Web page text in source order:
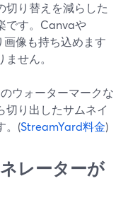
切り替えを減らした
です。Canvaや
像も持ち込めます
せん。
ウォーターマークな
切り出したサムネイ
。(StreamYard料金)
レーターが